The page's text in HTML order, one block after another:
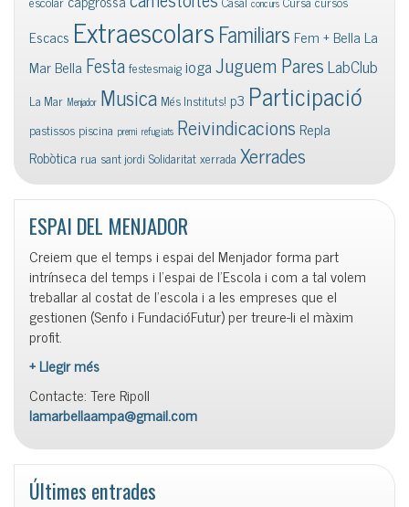
concurs
Escacs ExtraescolarsFamiliars Fem + Bella La
Mar Bella FestafestesmaigiogaJuguem ParesLabClub
La Mar Menjador Musica Més Instituts! p3 Participació
pastissos piscina premi refugiats Reivindicacions Repla
Robòtica rua sant jordi Solidaritatxerrada Xerrades
ESPAI DEL MENJADOR
Creiem que el temps i espai del Menjador forma part
intrínseca del temps i l’espai de l’Escola i com a tal volem
treballar al costat de l’escola i a les empreses que el
gestionen (Senfo i FundacióFutur) per treure-li el màxim
profit.
+ Llegir més
Contacte: Tere Ripoll
lamarbellaampa@gmail.com
Últimes entrades